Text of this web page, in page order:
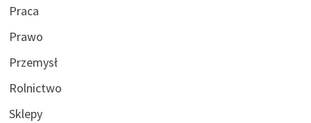
Praca
Prawo
Przemysł
Rolnictwo
Sklepy